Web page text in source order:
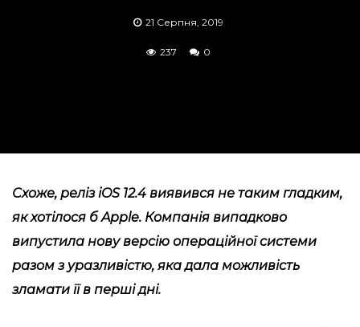
21 Серпня, 2019
237 0
Схоже, реліз iOS 12.4 виявився не таким гладким,
як хотілося б Apple. Компанія випадково
випустила нову версію операційної системи
разом з уразливістю, яка дала можливість
зламати її в перші дні.